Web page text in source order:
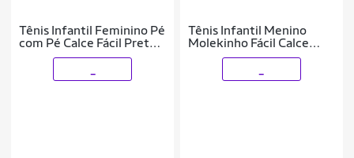
Tênis Infantil Feminino Pé
com Pé Calce Fácil Preto
Menina
Tênis Infantil Menino
Molekinho Fácil Calce
Original